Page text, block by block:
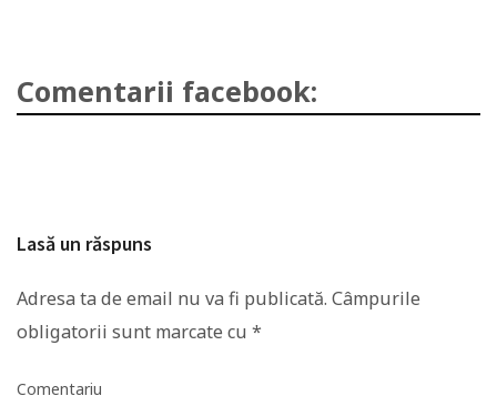
Comentarii facebook:
Lasă un răspuns
Adresa ta de email nu va fi publicată. Câmpurile
obligatorii sunt marcate cu *
Comentariu